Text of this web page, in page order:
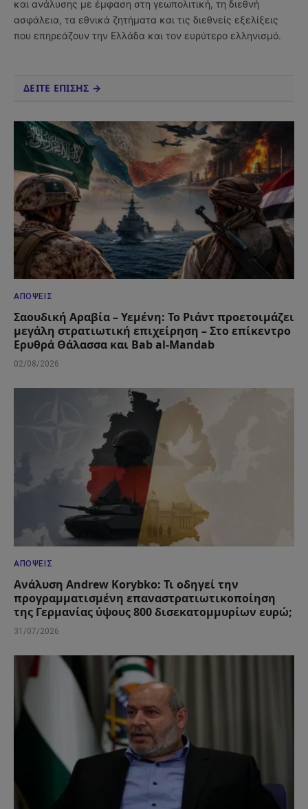
και ανάλυσης με έμφαση στη γεωπολιτική, τη διεθνή
ασφάλεια, τα εθνικά ζητήματα και τις διεθνείς εξελίξεις
που επηρεάζουν την Ελλάδα και τον ευρύτερο ελληνισμό.
ΔΕΙΤΕ ΕΠΙΣΗΣ →
ΑΠΌΨΕΙΣ
Σαουδική Αραβία – Υεμένη: Το Ριάντ προετοιμάζει
μεγάλη στρατιωτική επιχείρηση – Στο επίκεντρο
Ερυθρά Θάλασσα και Bab al-Mandab
02/08/2026
ΑΠΌΨΕΙΣ
Ανάλυση Andrew Korybko: Τι οδηγεί την
προγραμματισμένη επαναστρατιωτικοποίηση
της Γερμανίας ύψους 800 δισεκατομμυρίων ευρώ;
31/07/2026